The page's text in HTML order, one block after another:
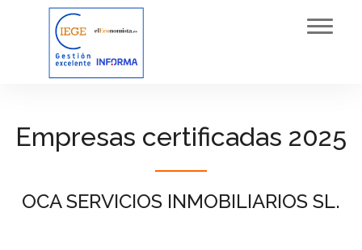
Empresas certificadas 2025
OCA SERVICIOS INMOBILIARIOS SL.